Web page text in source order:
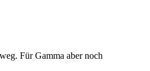
Für Gamma aber noch